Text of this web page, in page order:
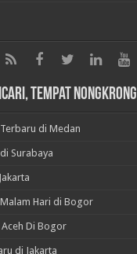
Tempat Nongkrong
di Medan
Surabaya
Hari di Bogor
Di Bogor
di Jakarta